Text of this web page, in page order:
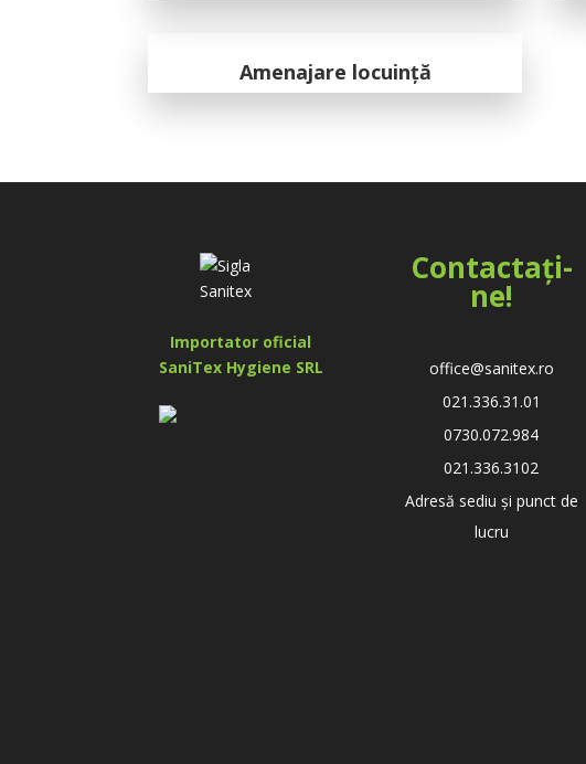
Amenajare locuință
Importator oficial
SaniTex Hygiene SRL
Contactați-
ne!
office@sanitex.ro
021.336.31.01
0730.072.984
021.336.3102
Adresă sediu și punct de
lucru